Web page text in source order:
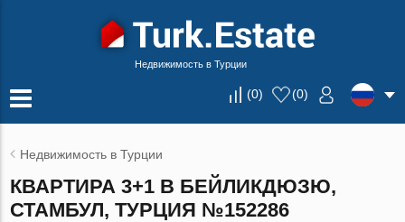
Недвижимость в Турции
(0) (0)
Недвижимость в Турции
КВАРТИРА 3+1 В БЕЙЛИКДЮЗЮ,
СТАМБУЛ, ТУРЦИЯ №152286